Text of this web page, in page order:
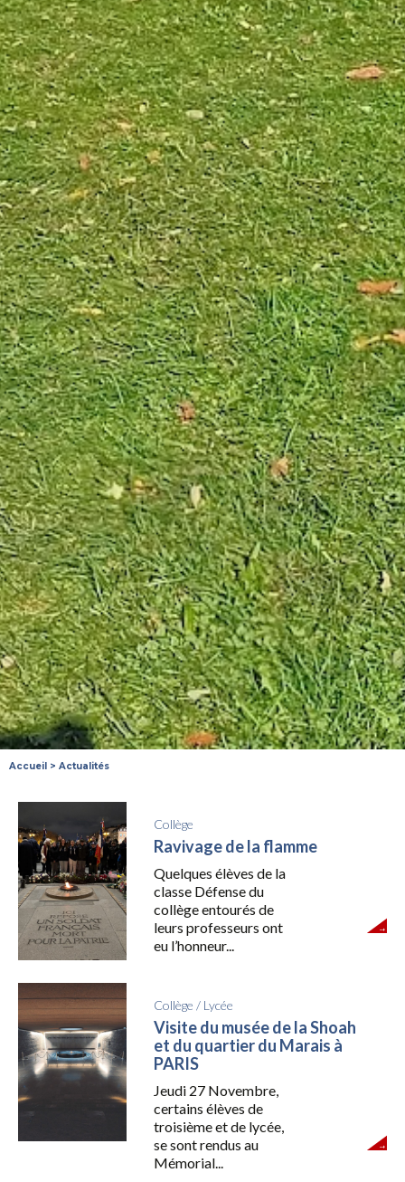
Accueil > Actualités
Collège
Ravivage de la flamme
Quelques élèves de la
classe Défense du
collège entourés de
leurs professeurs ont
eu l’honneur...
Collège / Lycée
Visite du musée de la Shoah
et du quartier du Marais à
PARIS
Jeudi 27 Novembre,
certains élèves de
troisième et de lycée,
se sont rendus au
Mémorial...